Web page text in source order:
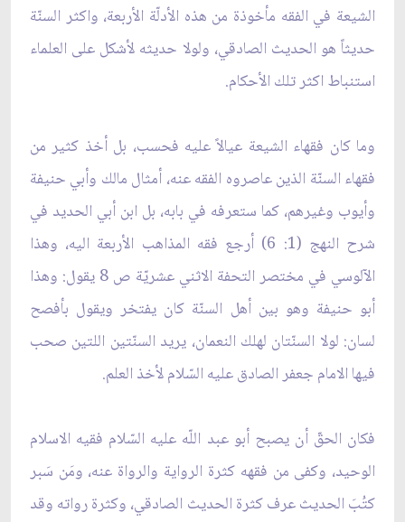
الشيعة في الفقه مأخوذة من هذه الأدلّة الأربعة، واكثر السنّة
حديثاً هو الحديث الصادقي، ولولا حديثه لأشكل على العلماء
استنباط اكثر تلك الأحكام.
وما كان فقهاء الشيعة عيالاً عليه فحسب، بل أخذ كثير من
فقهاء السنّة الذين عاصروه الفقه عنه، أمثال مالك وأبي حنيفة
وأيوب وغيرهم، كما ستعرفه في بابه، بل ابن أبي الحديد في
شرح النهج (1: 6) أرجع فقه المذاهب الأربعة اليه، وهذا
الآلوسي في مختصر التحفة الاثني عشريّة ص 8 يقول: وهذا
أبو حنيفة وهو بين أهل السنّة كان يفتخر ويقول بأفصح
لسان: لولا السنّتان لهلك النعمان، يريد السنّتين اللتين صحب
فيها الامام جعفر الصادق عليه السّلام لأخذ العلم.
فكان الحقّ أن يصبح أبو عبد اللّه عليه السّلام فقيه الاسلام
الوحيد، وكفى من فقهه كثرة الرواية والرواة عنه، ومَن سَبر
كتُبَ الحديث عرف كثرة الحديث الصادقي، وكثرة رواته وقد